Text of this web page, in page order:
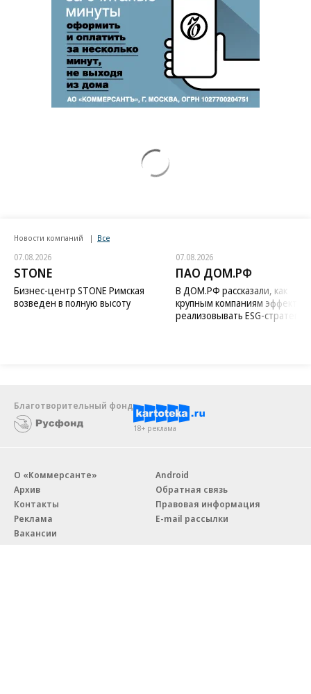
Путин озвучил итоговый план СВО
Зеленский неожиданно высказался о
возвращении Крыма
Заставим раскаяться: союзник России
дал грозное обещание
Новости компаний
STONE
Бизнес-центр STONE Римская
возведен в полную высоту
ПАО ДОМ.РФ
В ДОМ.РФ рассказали, как
крупным компаниям
реализовывать ESG-стратегию